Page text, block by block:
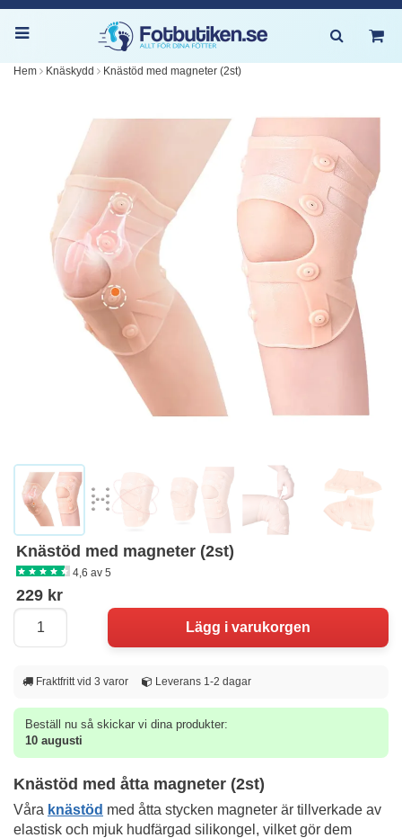
Hem Knäskydd Knästöd med magneter (2st)
Knästöd med magneter (2st)
4,6 av 5
229 kr
Fraktfritt vid 3 varor Leverans 1-2 dagar
Beställ nu så skickar vi dina produkter:
10 augusti
Knästöd med åtta magneter (2st)
Våra knästöd med åtta stycken magneter är tillverkade av
elastisk och mjuk hudfärgad silikongel, vilket gör dem